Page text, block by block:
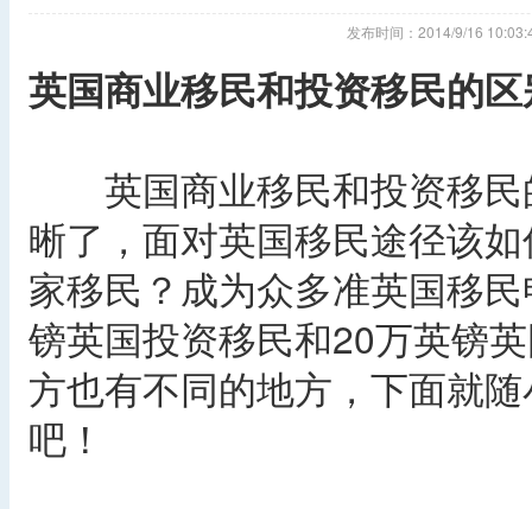
发布时间：2014/9/16
英国商业移民和投资移民的
英国商业移民和投资移民
晰了，面对英国移民途径该
家移民？成为众多准英国移
镑英国投资移民和20万英镑
方也有不同的地方，下面就
吧！